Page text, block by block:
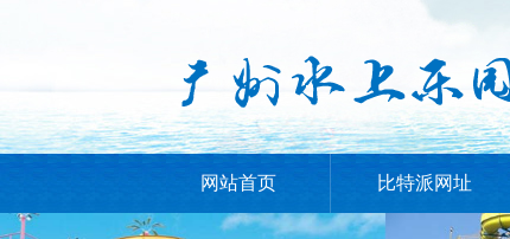
网站首页 比特派网址